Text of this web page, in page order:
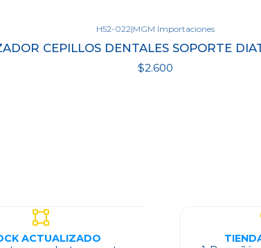
H52-022|MGM Importaciones
CEPILLOS DENTALES SOPORTE
$2.600
ACTUALIZADO